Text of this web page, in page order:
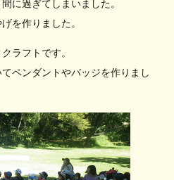
に過ぎてしまいました。
を作りました。
ラフトです。
ペンダントやバッジを作りまし